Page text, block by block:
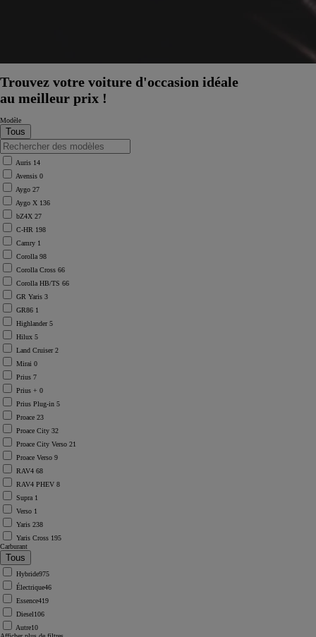
Trouvez votre voiture d'occasion idéale
au meilleur prix !
Modèle
Auris 14
Avensis 0
Aygo 27
Aygo X 136
bZ4X 27
C-HR 198
Camry 1
Corolla 98
Corolla Cross 66
Corolla HB/TS 66
GR Yaris 3
GR86 1
Highlander5
Hilux 5
Land Cruiser2
Mirai 0
Prius 7
Prius + 0
Prius Plug-in 5
Proace 23
Proace City 32
Proace City Verso 21
Proace Verso 9
RAV4 68
RAV4 PHEV 8
Supra 1
Verso 1
Yaris 238
Yaris Cross 195
Carburant
Hybride975
Électrique46
Essence419
Diesel106
Autre10